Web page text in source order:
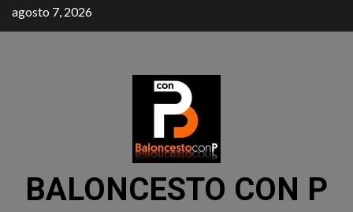
agosto 7, 2026
BALONCESTO CON P